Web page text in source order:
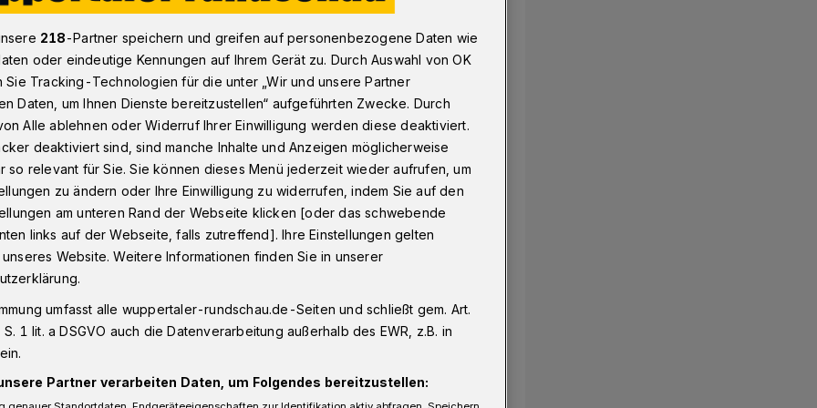
6. Juli: Seebrücke-Demonstration am Hauptbahnhof
auf dem
Juli 2019) findet erneut eine
Elberfeld statt. „Carola Rackete ist
schreiben die Initiatoren in ihrer
218-Partner speichern und greifen auf personenbezogene Daten wie
oder eindeutige Kennungen auf Ihrem Gerät zu. Durch Auswahl von OK
Sie Tracking-Technologien für die unter „Wir und unsere Partner
Daten, um Ihnen Dienste bereitzustellen“ aufgeführten Zwecke. Durch
Alle ablehnen oder Widerruf Ihrer Einwilligung werden diese deaktiviert.
deaktiviert sind, sind manche Inhalte und Anzeigen möglicherweise
so relevant für Sie. Sie können dieses Menü jederzeit wieder aufrufen, um
zu ändern oder Ihre Einwilligung zu widerrufen, indem Sie auf den
am unteren Rand der Webseite klicken [oder das schwebende
links auf der Webseite, falls zutreffend]. Ihre Einstellungen gelten
Website. Weitere Informationen finden Sie in unserer
umfasst alle wuppertaler-rundschau.de-Seiten und schließt gem. Art.
1 lit. a DSGVO auch die Datenverarbeitung außerhalb des EWR, z.B. in
Partner verarbeiten Daten, um Folgendes bereitzustellen: